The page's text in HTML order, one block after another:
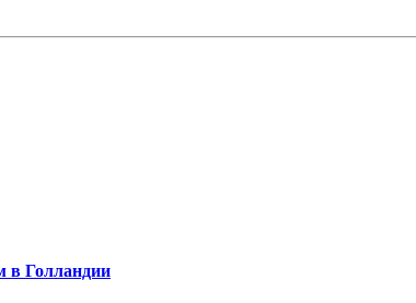
в Голландии